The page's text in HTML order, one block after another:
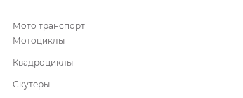
Мото транспорт
Мотоциклы
Квадроциклы
Скутеры